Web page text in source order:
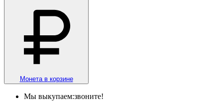
Монета в корзине
Мы выкупаем:звоните!